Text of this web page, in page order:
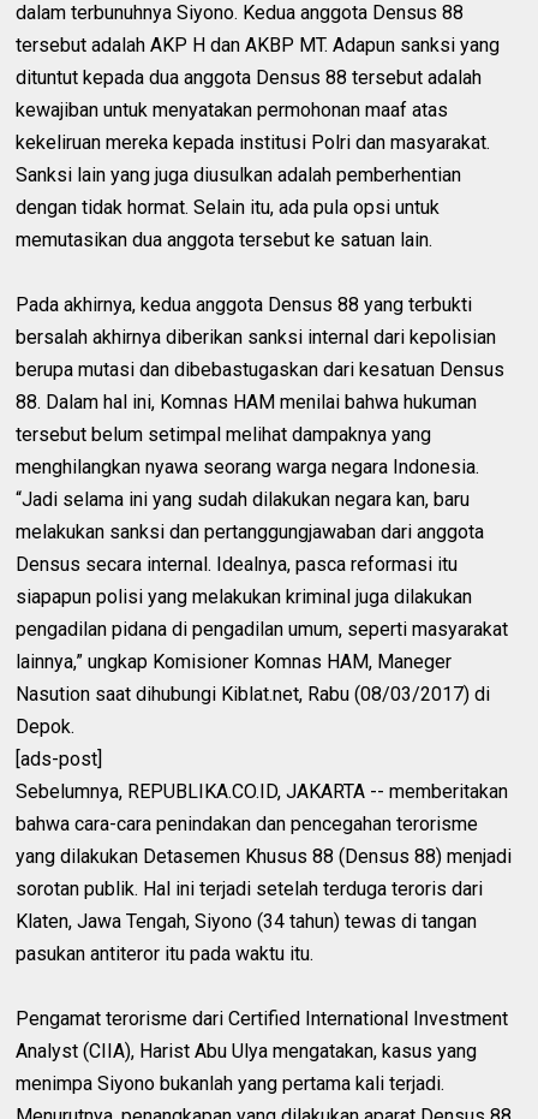
dalam terbunuhnya Siyono. Kedua anggota Densus 88
tersebut adalah AKP H dan AKBP MT. Adapun sanksi yang
dituntut kepada dua anggota Densus 88 tersebut adalah
kewajiban untuk menyatakan permohonan maaf atas
kekeliruan mereka kepada institusi Polri dan masyarakat.
Sanksi lain yang juga diusulkan adalah pemberhentian
dengan tidak hormat. Selain itu, ada pula opsi untuk
memutasikan dua anggota tersebut ke satuan lain.
Pada akhirnya, kedua anggota Densus 88 yang terbukti
bersalah akhirnya diberikan sanksi internal dari kepolisian
berupa mutasi dan dibebastugaskan dari kesatuan Densus
88. Dalam hal ini, Komnas HAM menilai bahwa hukuman
tersebut belum setimpal melihat dampaknya yang
menghilangkan nyawa seorang warga negara Indonesia.
“Jadi selama ini yang sudah dilakukan negara kan, baru
melakukan sanksi dan pertanggungjawaban dari anggota
Densus secara internal. Idealnya, pasca reformasi itu
siapapun polisi yang melakukan kriminal juga dilakukan
pengadilan pidana di pengadilan umum, seperti masyarakat
lainnya,” ungkap Komisioner Komnas HAM, Maneger
Nasution saat dihubungi Kiblat.net, Rabu (08/03/2017) di
Depok.
[ads-post]
Sebelumnya, REPUBLIKA.CO.ID, JAKARTA -- memberitakan
bahwa cara-cara penindakan dan pencegahan terorisme
yang dilakukan Detasemen Khusus 88 (Densus 88) menjadi
sorotan publik. Hal ini terjadi setelah terduga teroris dari
Klaten, Jawa Tengah, Siyono (34 tahun) tewas di tangan
pasukan antiteror itu pada waktu itu.
Pengamat terorisme dari Certified International Investment
Analyst (CIIA), Harist Abu Ulya mengatakan, kasus yang
menimpa Siyono bukanlah yang pertama kali terjadi.